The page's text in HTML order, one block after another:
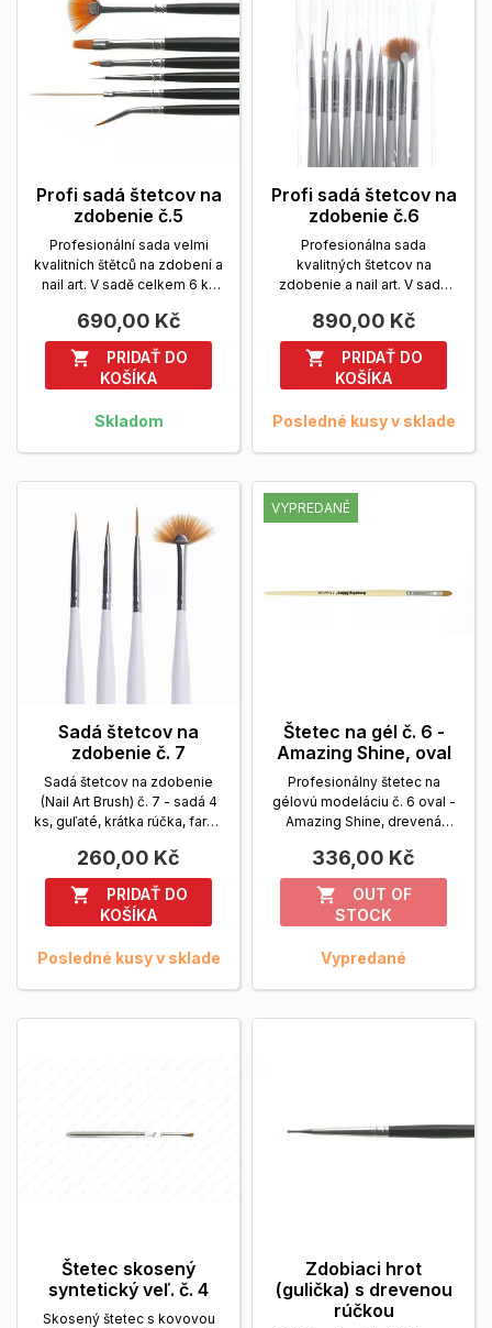
Profi sadá štetcov na
zdobenie č.5
Profesionální sada velmi
kvalitních štětců na zdobení a
nail art. V sadě celkem 6 ks
690,00 Kč

PRIDAŤ DO
KOŠÍKA
Skladom
Profi sadá štetcov na
zdobenie č.6
Profesionálna sada
kvalitných štetcov na
zdobenie a nail art. V sade
Zobrazit viac
890,00 Kč

PRIDAŤ DO
KOŠÍKA
Posledné kusy v sklade
Sadá štetcov na
zdobenie č. 7
Sadá štetcov na zdobenie
(Nail Art Brush) č. 7 - sadá 4
ks, guľaté, krátka rúčka, farba
260,00 Kč

PRIDAŤ DO
KOŠÍKA
Posledné kusy v sklade
VYPREDANÉ
Štetec na gél č. 6 -
Amazing Shine, oval
Profesionálny štetec na
gélovú modeláciu č. 6 oval -
Amazing Shine, drevená
336,00 Kč

OUT OF
STOCK
Vypredané
Štetec skosený
syntetický veľ. č. 4
Skosený štetec s kovovou
Zdobiaci hrot
(gulička) s drevenou
rúčkou